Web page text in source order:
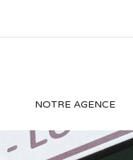
NOTRE AGENCE